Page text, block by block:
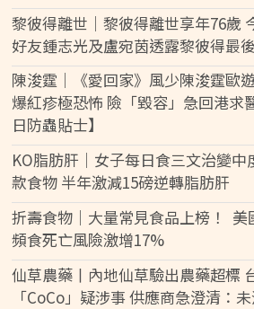
黎彼得離世｜黎彼得離世享年76歲
好友鍾志光及盧宛茵透露黎彼得最
陳浚霆｜《愛回家》風少陳浚霆歐
爆紅疹極恐怖 險「毀容」急回港求
日防蟲貼士】
KO脂肪肝｜女子每日食三文治變中
款食物 半年激減15磅逆轉脂肪肝
折壽食物｜大量常見食品上榜！ 美
頻食死亡風險激增17%
仙草農藥丨內地仙草驗出農藥超標
「CoCo」疑涉事 供應商急澄清：